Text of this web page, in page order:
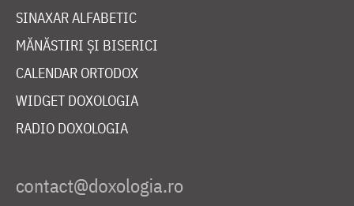
SINAXAR ALFABETIC
MĂNĂSTIRI ȘI BISERICI
CALENDAR ORTODOX
WIDGET DOXOLOGIA
RADIO DOXOLOGIA